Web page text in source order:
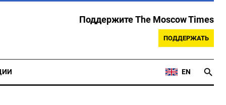
Поддержите The Moscow Times
ПОДДЕРЖАТЬ
EN